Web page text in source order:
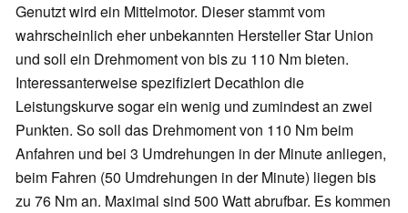
Genutzt wird ein Mittelmotor. Dieser stammt vom
wahrscheinlich eher unbekannten Hersteller Star Union
und soll ein Drehmoment von bis zu 110 Nm bieten.
Interessanterweise spezifiziert Decathlon die
Leistungskurve sogar ein wenig und zumindest an zwei
Punkten. So soll das Drehmoment von 110 Nm beim
Anfahren und bei 3 Umdrehungen in der Minute anliegen,
beim Fahren (50 Umdrehungen in der Minute) liegen bis
zu 76 Nm an. Maximal sind 500 Watt abrufbar. Es kommen